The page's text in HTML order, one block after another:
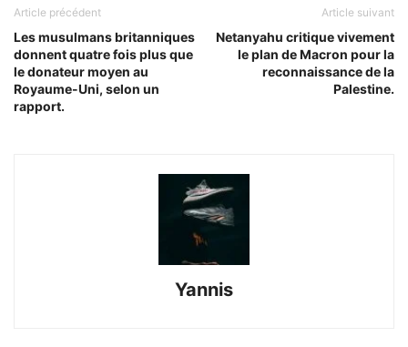
Article précédent
Les musulmans britanniques
donnent quatre fois plus que
le donateur moyen au
Royaume-Uni, selon un
rapport.
Article suivant
Netanyahu critique vivement
le plan de Macron pour la
reconnaissance de la
Palestine.
Yannis